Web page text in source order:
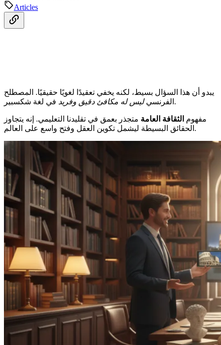
Articles
يبدو أن هذا السؤال بسيط، لكنه يخفي تعقيدًا لغويًا حقيقيًا. المصطلح
الفرنسيليس له مكافئ دقيق وفريد في لغة شكسبير.
مفهوم الثقافة العامة متجذر بعمق في تقليدنا التعليمي. إنه يتجاوز
الحقائق البسيطة ليشمل تكوين العقل وفتح واسع على العالم.